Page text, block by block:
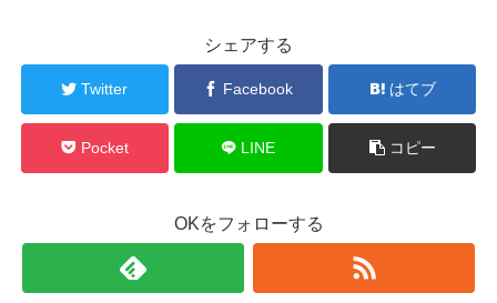
シェアする
Twitter Facebook はてブ
Pocket LINE コピー
OKをフォローする